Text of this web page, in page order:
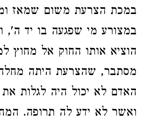
במכת הצרעת משום שמאז
במצורע מי שפגעה בו יד ה',
הוציא אותו החוק אל מחוץ
מסתבר, שהצרעת היתה
האדם לא יכול היה לגלות
ואשר לא ידע לה תרופה.